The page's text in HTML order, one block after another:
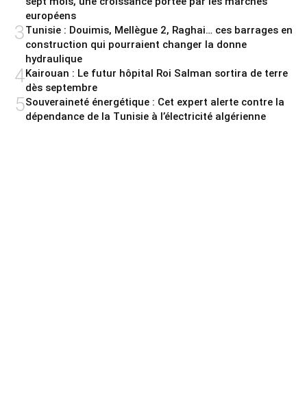
européens
3Tunisie : Douimis, Mellègue 2, Raghai… ces barrages en
construction qui pourraient changer la donne
hydraulique
4Kairouan : Le futur hôpital Roi Salman sortira de terre
dès septembre
5Souveraineté énergétique : Cet expert alerte contre la
dépendance de la Tunisie à l’électricité algérienne